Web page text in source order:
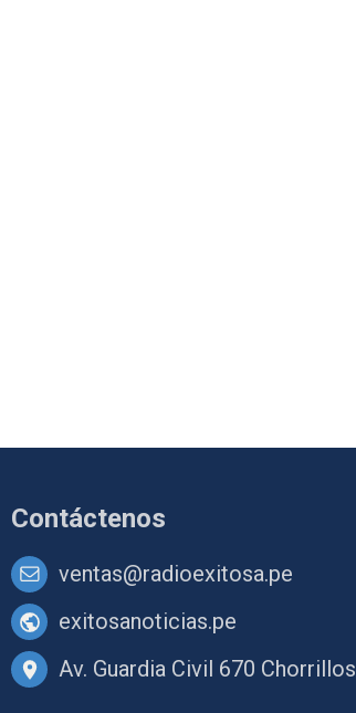
Contáctenos
ventas@radioexitosa.pe
exitosanoticias.pe
Av. Guardia Civil 670 Chorrillos